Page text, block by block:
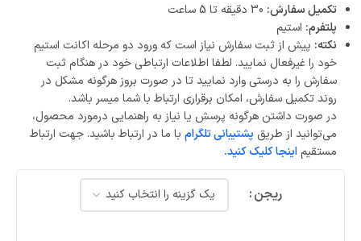
تکمیل سفارش:
پلتفرم: استیم
نکته: پیش از ثبت سفارش نیاز است که ورود دو مرحله اکانت استیم
خود را غیرفعال نمایید. لطفا اطلاعات ارتباطی خود در هنگام ثبت
سفارش را به درستی وارد نمایید تا در صورت بروز هرگونه مشکل در
روند تکمیل سفارش، امکان برقراری ارتباط با شما میسر باشد.
در صورت داشتن هرگونه پرسش یا نیاز به راهنمایی درمورد محصول،
می‌توانید از طریق پشتیبانی تلگرام با ما در ارتباط باشید. جهت ارتباط
مستقیم اینجا کلیک کنید.
ریجن